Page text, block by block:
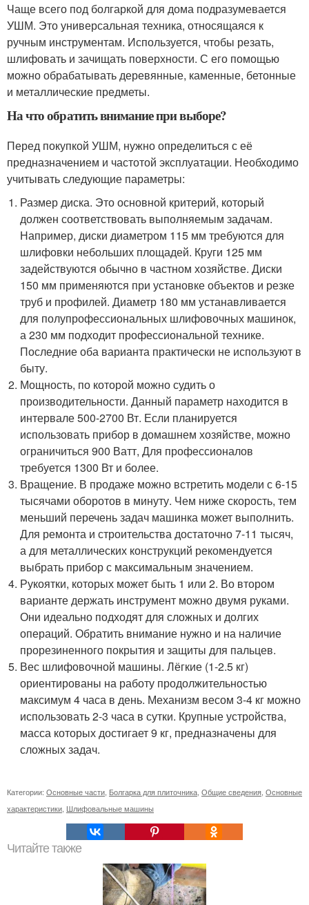
Чаще всего под болгаркой для дома подразумевается
УШМ. Это универсальная техника, относящаяся к
ручным инструментам. Используется, чтобы резать,
шлифовать и зачищать поверхности. С его помощью
можно обрабатывать деревянные, каменные, бетонные
и металлические предметы.
На что обратить внимание при выборе?
Перед покупкой УШМ, нужно определиться с её
предназначением и частотой эксплуатации. Необходимо
учитывать следующие параметры:
Размер диска. Это основной критерий, который
должен соответствовать выполняемым задачам.
Например, диски диаметром 115 мм требуются для
шлифовки небольших площадей. Круги 125 мм
задействуются обычно в частном хозяйстве. Диски
150 мм применяются при установке объектов и резке
труб и профилей. Диаметр 180 мм устанавливается
для полупрофессиональных шлифовочных машинок,
а 230 мм подходит профессиональной технике.
Последние оба варианта практически не используют в
быту.
Мощность, по которой можно судить о
производительности. Данный параметр находится в
интервале 500-2700 Вт. Если планируется
использовать прибор в домашнем хозяйстве, можно
ограничиться 900 Ватт, Для профессионалов
требуется 1300 Вт и более.
Вращение. В продаже можно встретить модели с 6-15
тысячами оборотов в минуту. Чем ниже скорость, тем
меньший перечень задач машинка может выполнить.
Для ремонта и строительства достаточно 7-11 тысяч,
а для металлических конструкций рекомендуется
выбрать прибор с максимальным значением.
Рукоятки, которых может быть 1 или 2. Во втором
варианте держать инструмент можно двумя руками.
Они идеально подходят для сложных и долгих
операций. Обратить внимание нужно и на наличие
прорезиненного покрытия и защиты для пальцев.
Вес шлифовочной машины. Лёгкие (1-2.5 кг)
ориентированы на работу продолжительностью
максимум 4 часа в день. Механизм весом 3-4 кг можно
использовать 2-3 часа в сутки. Крупные устройства,
масса которых достигает 9 кг, предназначены для
сложных задач.
Категории: Основные части Болгарка для плиточника Общие сведения Основные
характеристики Шлифовальные машины
Читайте также